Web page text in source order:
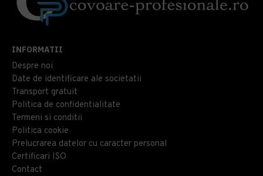
INFORMATII
Despre noi
Date de identificare ale societatii
Transport gratuit
Politica de confidentialitate
Termeni si conditii
Politica cookie
Prelucrarea datelor cu caracter personal
Certificari ISO
Contact